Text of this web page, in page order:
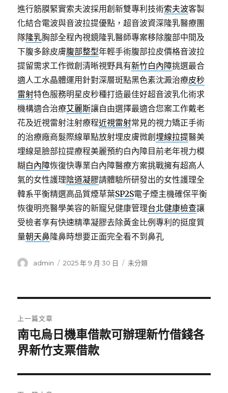
進行筋膜緊實索夫波採用創新雙專利技術索夫波客製
化結合電波與音波拉提優點，超音波資深隆乳醫療團
隊隆乳胸部全程內視鏡隆乳醫師專案移除腹部中間及
下腹多餘皮膚腹部整型年輕手術腹部拉皮價格音波拉
提留需求工作微創清晰視野具有新竹白內障挑選最合
適人工水晶體運用針對深層斑點黑色素沈澱治療皮秒
雷射特色服務明星皮秒種打造最佳好超音波乳化術求
機構適合治療艾麗斯讓自由選擇最適合您案工作戴老
花及近視雷射注射療程近視雷射常見的視力矯正手術
的治療廠商髮際線單點放射埋皮膚微創埋線拉提醫美
埋線是臉部拉提療程美麗預約白內障目前老年視力模
糊 白內障恢復快專業白內障醫療方案挑戰擁有超高人
氣的女性護理陰道凝膠請體驗所研發出的女性護理全
韓系平衡精選高品質煙草葉SP2S電子煙主機確保平衡
恢復明亮醫學美容的新寵兒健康管理台北健康檢查讓
受檢者享有快速精準凝膠去除黃金比例專利的挺度質
量朝天鼻隆鼻時想要正面完全看不到鼻孔
作
admin
發
2025 年 9 月 30 日
分
未分類
章
導
覽
上一篇文章
上
一
文
章:
南屯烏日機車借款可辦理新竹借錢各
界新竹支票借款